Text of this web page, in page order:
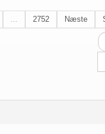
... 2752 Næste